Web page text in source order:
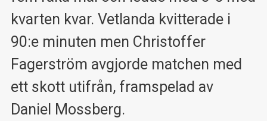
kvarten kvar. Vetlanda kvitterade i
90:e minuten men Christoffer
Fagerström avgjorde matchen med
ett skott utifrån, framspelad av
Daniel Mossberg.